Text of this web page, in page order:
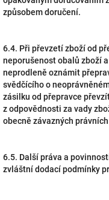
způsobem doručení.
6.4. Při převzetí zboží od
neporušenost obalů zboží
neprodleně oznámit
svědčícího o
zásilku od přepravce
z odpovědnosti za vady
obecně závazných
6.5. Další práva a
zvláštní dodací podmínky